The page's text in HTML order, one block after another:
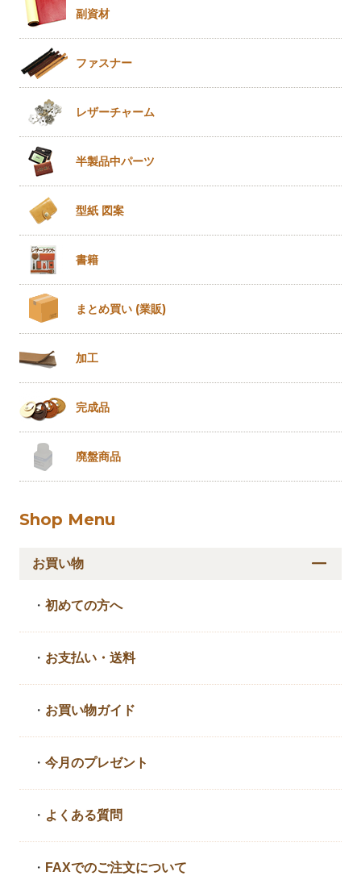
副資材
ファスナー
レザーチャーム
半製品中パーツ
型紙 図案
書籍
まとめ買い (業販)
加工
完成品
廃盤商品
Shop Menu
お買い物
・初めての方へ
・ お支払い・送料
・ お買い物ガイド
・今月のプレゼント
・ よくある質問
・ FAXでのご注文について